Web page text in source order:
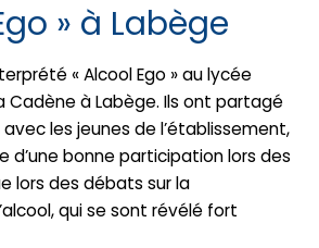
» à Labège
« Alcool Ego » au lycée
Cadène à Labège. Ils ont partagé
les jeunes de l’établissement,
d’une bonne participation lors des
lors des débats sur la
qui se sont révélé fort